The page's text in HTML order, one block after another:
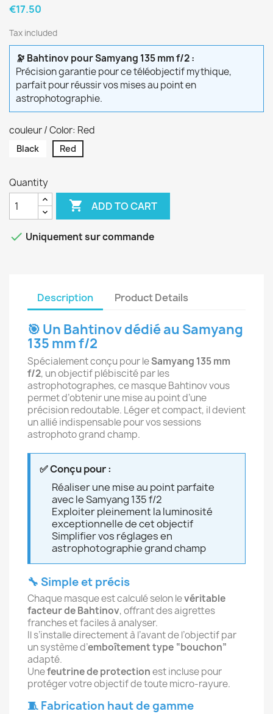
€17.50
Tax included
🔭 Bahtinov pour Samyang 135 mm f/2 :
Précision garantie pour ce téléobjectif mythique,
parfait pour réussir vos mises au point en
astrophotographie.
couleur / Color: Red
Black Red
Quantity
 ADD TO CART
 Uniquement sur commande
Description Product Details
🎯 Un Bahtinov dédié au Samyang
135 mm f/2
Spécialement conçu pour leSamyang 135 mm
f/2, un objectif plébiscité par les
astrophotographes, ce masque Bahtinov vous
permet d’obtenir une mise au point d’une
précision redoutable. Léger et compact, il devient
un allié indispensable pour vos sessions
astrophoto grand champ.
✅ Conçu pour :
Réaliser une mise au point parfaite
avec le Samyang 135 f/2
Exploiter pleinement la luminosité
exceptionnelle de cet objectif
Simplifier vos réglages en
astrophotographie grand champ
🔧 Simple et précis
Chaque masque est calculé selon levéritable
facteur de Bahtinov, offrant des aigrettes
franches et faciles à analyser.
Il s’installe directement à l’avant de l’objectif par
un système d’emboîtement type “bouchon”
adapté.
Unefeutrine de protectionest incluse pour
protéger votre objectif de toute micro-rayure.
🧵 Fabrication haut de gamme